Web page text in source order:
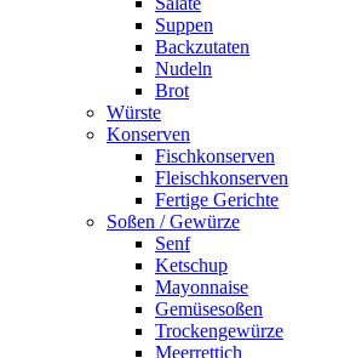
Suppen
Backzutaten
Nudeln
Brot
Würste
Konserven
Fischkonserven
Fleischkonserven
Fertige Gerichte
Soßen / Gewürze
Senf
Ketschup
Mayonnaise
Gemüsesoßen
Trockengewürze
Meerrettich